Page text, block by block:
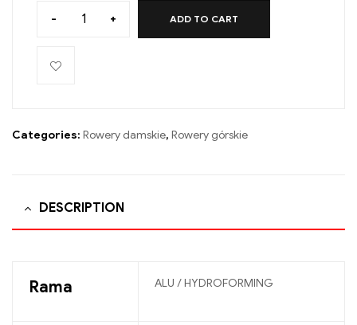
- + ADD TO CART
Categories: Rowery damskie, Rowery górskie
DESCRIPTION
Rama ALU / HYDROFORMING